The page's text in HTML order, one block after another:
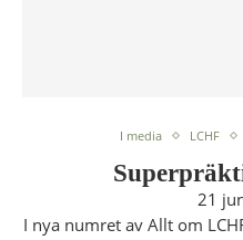
I media LCHF
21
I nya numret av Allt om